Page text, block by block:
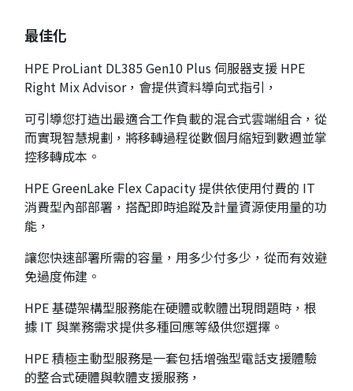
最佳化
HPE ProLiant DL385 Gen10 Plus 伺服器支援 HPE
Right Mix Advisor，會提供資料導向式指引，
可引導您打造出最適合工作負載的混合式雲端組合，從
而實現智慧規劃，將移轉過程從數個月縮短到數週並掌
控移轉成本。
HPE GreenLake Flex Capacity 提供依使用付費的 IT
消費型內部部署，搭配即時追蹤及計量資源使用量的功
能，
讓您快速部署所需的容量，用多少付多少，從而有效避
免過度佈建。
HPE 基礎架構型服務能在硬體或軟體出現問題時，根
據 IT 與業務需求提供多種回應等級供您選擇。
HPE 積極主動型服務是一套包括增強型電話支援體驗
的整合式硬體與軟體支援服務，